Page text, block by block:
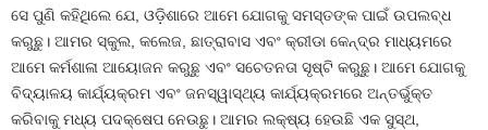
ସେ ପୁଣି କହିଥିଲେ ଯେ, ଓଡ଼ିଶାରେ ଆମେ ଯୋଗକୁ ସମସ୍ତଙ୍କ ପାଇଁ ଉପଲବ୍ଧ
କରୁଛୁ। ଆମର ସ୍କୁଲ, କଲେଜ, ଛାତ୍ରାବାସ ଏବଂ କ୍ରୀଡା କେନ୍ଦ୍ର ମାଧ୍ୟମରେ
ଆମେ କର୍ମଶାଳା ଆୟୋଜନ କରୁଛୁ ଏବଂ ସଚେତନତା ସୃଷ୍ଟି କରୁଛୁ। ଆମେ ଯୋଗକୁ
ବିଦ୍ୟାଳୟ କାର୍ଯ୍ୟକ୍ରମ ଏବଂ ଜନସ୍ୱାସ୍ଥ୍ୟ କାର୍ଯ୍ୟକ୍ରମରେ ଅନ୍ତର୍ଭୁକ୍ତ
କରିବାକୁ ମଧ୍ୟ ପଦକ୍ଷେପ ନେଉଛୁ। ଆମର ଲକ୍ଷ୍ୟ ହେଉଛି ଏକ ସୁସ୍ଥ,